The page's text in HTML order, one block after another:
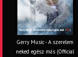
Gerry Music - A szerelem
neked egész más (Official